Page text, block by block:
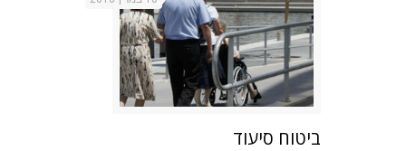
ביטוח סיעוד